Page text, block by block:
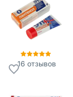
16 отзывов